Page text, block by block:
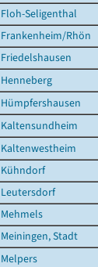
Floh-Seligenthal
Frankenheim/Rhön
Friedelshausen
Henneberg
Hümpfershausen
Kaltensundheim
Kaltenwestheim
Kühndorf
Leutersdorf
Mehmels
Meiningen, Stadt
Melpers